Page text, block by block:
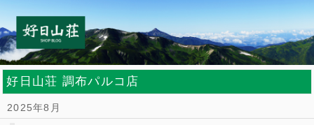
好日山荘 調布パルコ店
2025年8月